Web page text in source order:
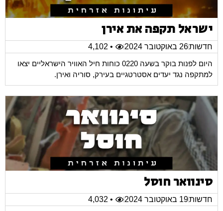
ישראל תקפה את אירן
חדשות26 באוקטובר 2024
• 4,102
היום לפנות בוקר בשעה 0220 כוחות חיל האוויר הישראליים יצאו
למתקפה נגד יעדים אסטרטגיים בעירק, סוריה ואירן.
סינוואר חוסל
חדשות19 באוקטובר 2024
• 4,032